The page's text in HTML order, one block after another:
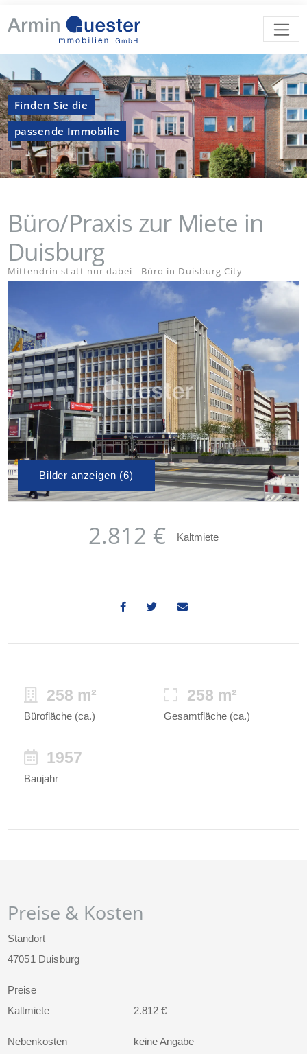
Finden Sie die
passende Immobilie
Büro/Praxis zur Miete in
Duisburg
Mittendrin statt nur dabei - Büro in Duisburg City
Bilder anzeigen (6)
2.812 € Kaltmiete
258 m²
Bürofläche (ca.)
258 m²
Gesamtfläche (ca.)
1957
Baujahr
Preise & Kosten
Standort
47051 Duisburg
Preise
Kaltmiete
2.812 €
Nebenkosten keine Angabe